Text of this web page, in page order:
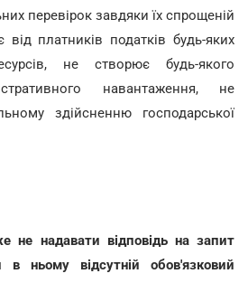
перевірок завдяки їх спрощеній
від платників податків будь-яких
не створює будь-якого
навантаження, не
здійсненню господарської
не надавати відповідь на запит
в ньому відсутній обов'язковий